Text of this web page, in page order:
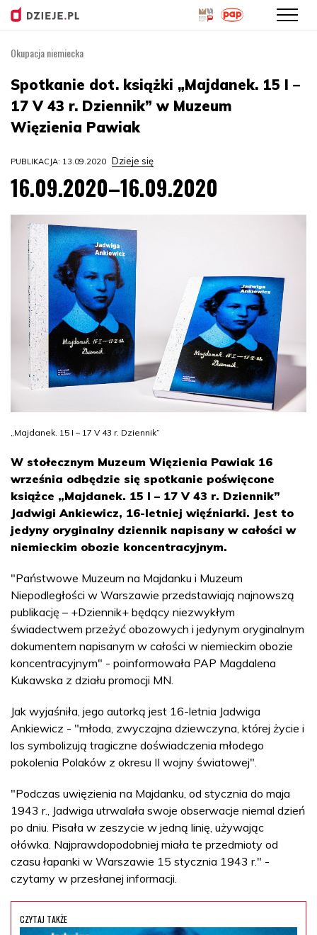
treści
Okupacja niemiecka
Spotkanie dot. książki „Majdanek. 15 I –
17 V 43 r. Dziennik” w Muzeum
Więzienia Pawiak
PUBLIKACJA: 13.09.2020 Dzieje się
16.09.2020–16.09.2020
„Majdanek. 15 I – 17 V 43 r. Dziennik”
W stołecznym Muzeum Więzienia Pawiak 16
września odbędzie się spotkanie poświęcone
książce „Majdanek. 15 I – 17 V 43 r. Dziennik”
Jadwigi Ankiewicz, 16-letniej więźniarki. Jest to
jedyny oryginalny dziennik napisany w całości w
niemieckim obozie koncentracyjnym.
"Państwowe Muzeum na Majdanku i Muzeum
Niepodległości w Warszawie przedstawiają najnowszą
publikację – +Dziennik+ będący niezwykłym
świadectwem przeżyć obozowych i jedynym oryginalnym
dokumentem napisanym w całości w niemieckim obozie
koncentracyjnym" - poinformowała PAP Magdalena
Kukawska z działu promocji MN.
Jak wyjaśniła, jego autorką jest 16-letnia Jadwiga
Ankiewicz - "młoda, zwyczajna dziewczyna, której życie i
los symbolizują tragiczne doświadczenia młodego
pokolenia Polaków z okresu II wojny światowej".
"Podczas uwięzienia na Majdanku, od stycznia do maja
1943 r., Jadwiga utrwalała swoje obserwacje niemal dzień
po dniu. Pisała w zeszycie w jedną linię, używając
ołówka. Najprawdopodobniej miała te przedmioty od
czasu łapanki w Warszawie 15 stycznia 1943 r." -
czytamy w przesłanej informacji.
CZYTAJ TAKŻE